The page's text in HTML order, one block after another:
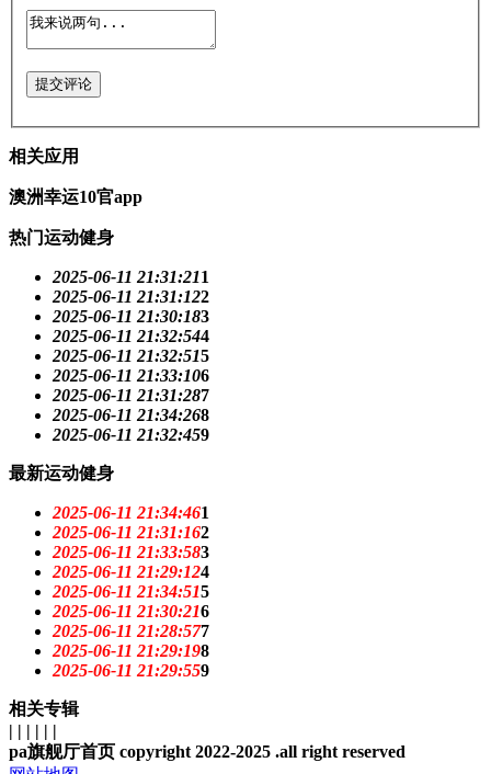
提交评论
相关应用
澳洲幸运10官app
热门运动健身
2025-06-11 21:31:211
2025-06-11 21:31:122
2025-06-11 21:30:183
2025-06-11 21:32:544
2025-06-11 21:32:515
2025-06-11 21:33:106
2025-06-11 21:31:287
2025-06-11 21:34:268
2025-06-11 21:32:459
最新运动健身
2025-06-11 21:34:461
2025-06-11 21:31:162
2025-06-11 21:33:583
2025-06-11 21:29:124
2025-06-11 21:34:515
2025-06-11 21:30:216
2025-06-11 21:28:577
2025-06-11 21:29:198
2025-06-11 21:29:559
相关专辑
| | | | | |
pa旗舰厅首页 copyright 2022-2025 .all right reserved